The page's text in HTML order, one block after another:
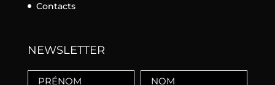
Contacts
NEWSLETTER